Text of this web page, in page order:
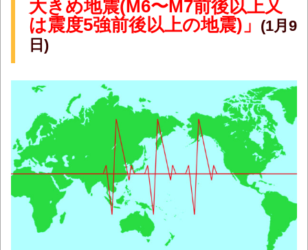
大きめ地震(M6〜M7前後以上又
は震度5強前後以上の地震)」 (1月9
日)